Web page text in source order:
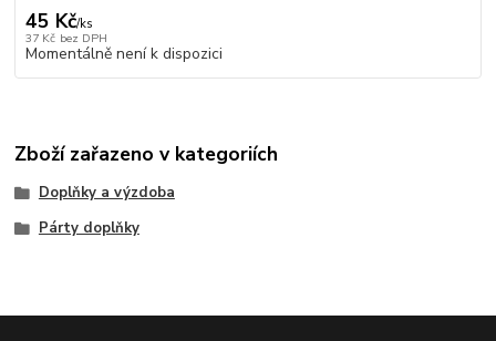
45 Kč/ks
37 Kč bez DPH
Momentálně není k dispozici
Zboží zařazeno v kategoriích
Doplňky a výzdoba
Párty doplňky